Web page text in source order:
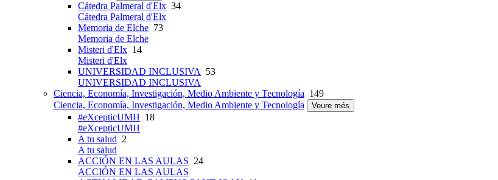
Cátedra Palmeral d'Elx 34
Cátedra Palmeral d'Elx
Memoria de Elche 73
Memoria de Elche
Misteri d'Elx 14
Misteri d'Elx
UNIVERSIDAD INCLUSIVA
53
UNIVERSIDAD INCLUSIVA
Ciencia, Economía, Investigación, Medio Ambiente y Tecnología 149
Ciencia, Economía, Investigación, Medio Ambiente y Tecnología
Veure més
#eXcepticUMH 18
#eXcepticUMH
A tu salud 2
A tu salud
ACCIÓN EN LAS AULAS 24
ACCIÓN EN LAS AULAS